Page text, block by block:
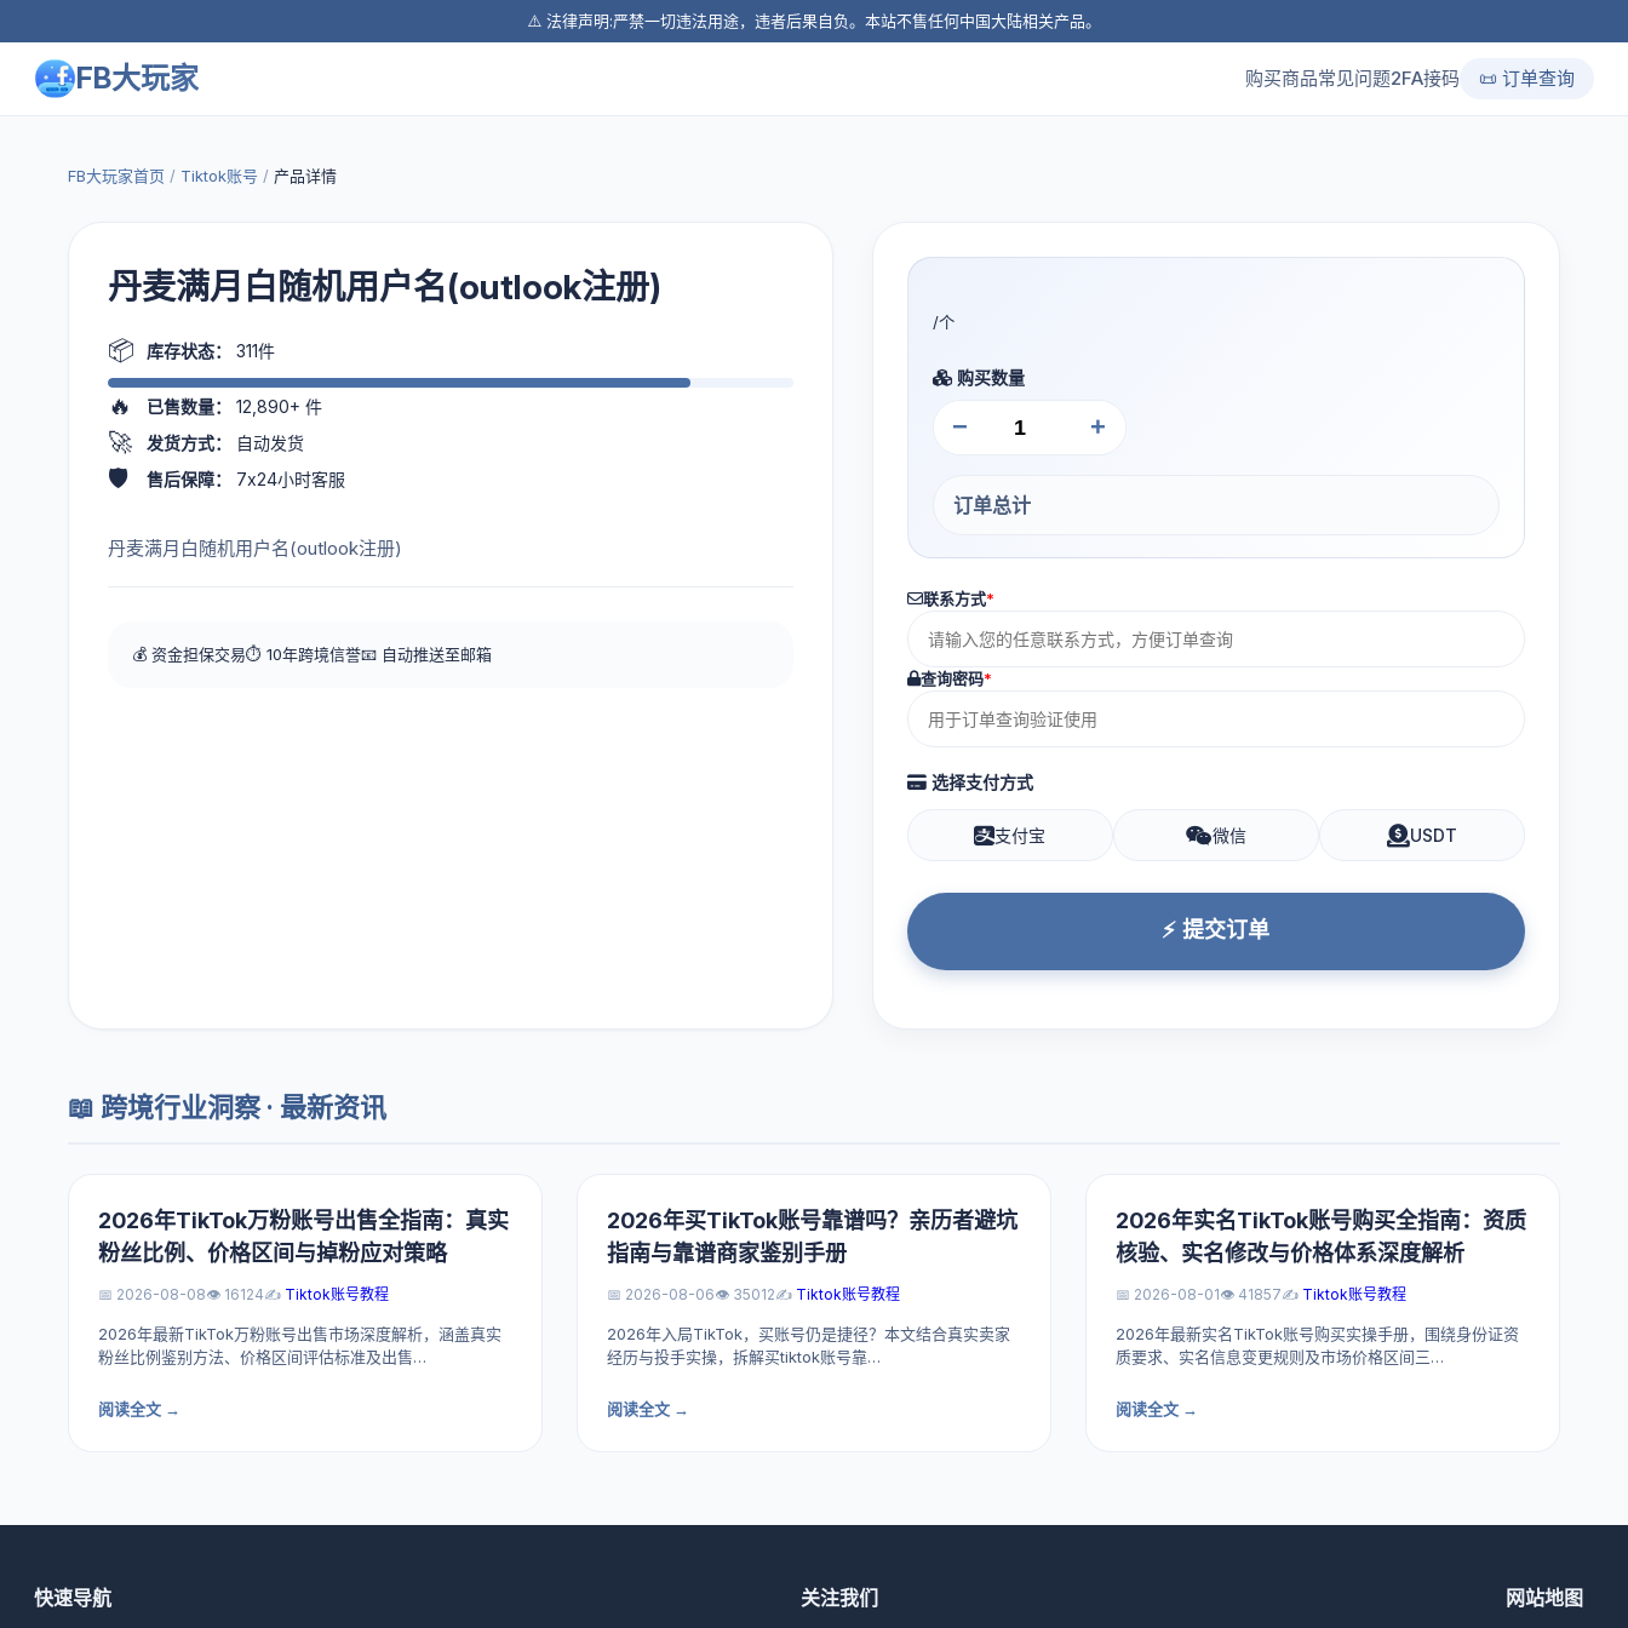
⚠️ 法律声明:严禁一切违法用途，违者后果自负。本站不售任何中国大陆相关产品。
FB大玩家 购买商品常见问题2FA接码 📜 订单查询
FB大玩家首页 / Tiktok账号 / 产品详情
丹麦满月白随机用户名(outlook注册)
📦 库存状态： 311件
🔥 已售数量： 12,890+ 件
🚀 发货方式： 自动发货
🛡️ 售后保障： 7x24小时客服
丹麦满月白随机用户名(outlook注册)
💰 资金担保交易⏱️ 10年跨境信誉📧 自动推送至邮箱
/个
购买数量
− +
订单总计
联系方式*
查询密码*
选择支付方式
支付宝 微信 USDT
⚡ 提交订单
📖 跨境行业洞察 · 最新资讯
2026年TikTok万粉账号出售全指南：真实
粉丝比例、价格区间与掉粉应对策略
📅 2026-08-08👁️ 16124✍️ Tiktok账号教程
2026年最新TikTok万粉账号出售市场深度解析，涵盖真实
粉丝比例鉴别方法、价格区间评估标准及出售…
阅读全文 →
2026年买TikTok账号靠谱吗？亲历者避坑
指南与靠谱商家鉴别手册
📅 2026-08-06👁️ 35012✍️ Tiktok账号教程
2026年入局TikTok，买账号仍是捷径？本文结合真实卖家
经历与投手实操，拆解买tiktok账号靠…
阅读全文 →
2026年实名TikTok账号购买全指南：资质
核验、实名修改与价格体系深度解析
📅 2026-08-01👁️ 41857✍️ Tiktok账号教程
2026年最新实名TikTok账号购买实操手册，围绕身份证资
质要求、实名信息变更规则及市场价格区间三…
阅读全文 →
快速导航 关注我们 网站地图